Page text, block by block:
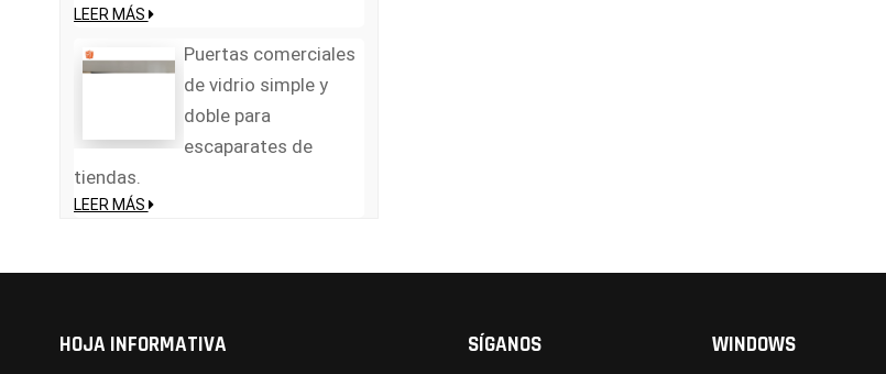
LEER MÁS
Puertas comerciales
de vidrio simple y
doble para
escaparates de
tiendas.
LEER MÁS
HOJA INFORMATIVA SÍGANOS WINDOWS